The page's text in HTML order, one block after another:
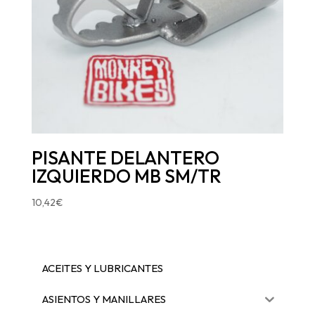
PISANTE DELANTERO
IZQUIERDO MB SM/TR
10,42€
ACEITES Y LUBRICANTES
ASIENTOS Y MANILLARES